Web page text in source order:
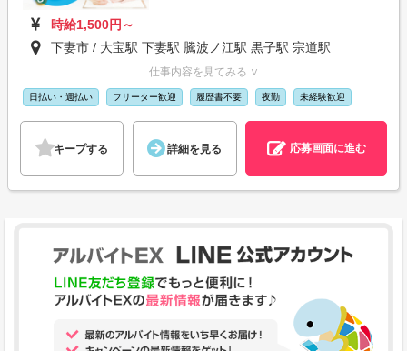
時給1,500円～
下妻市 / 大宝駅 下妻駅 騰波ノ江駅 黒子駅 宗道駅
仕事内容を見てみる ∨
日払い・週払い フリーター歓迎 履歴書不要 夜勤 未経験歓迎
キープする 詳細を見る 応募画面に進む